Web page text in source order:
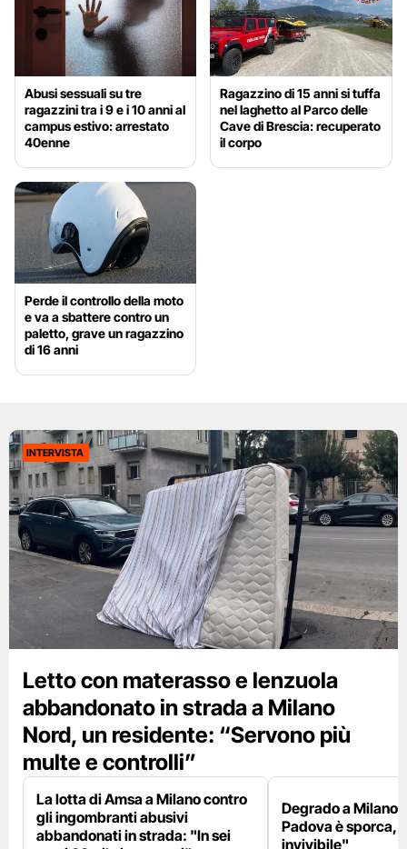
Abusi sessuali su tre
ragazzini tra i 9 e i 10 anni al
campus estivo: arrestato
40enne
Ragazzino di 15 anni si tuffa
nel laghetto al Parco delle
Cave di Brescia: recuperato
il corpo
Perde il controllo della moto
e va a sbattere contro un
paletto, grave un ragazzino
di 16 anni
INTERVISTA
Letto con materasso e lenzuola
abbandonato in strada a Milano
Nord, un residente: “Servono più
multe e controlli”
La lotta di Amsa a Milano contro
gli ingombranti abusivi
abbandonati in strada: "In sei
Degrado a Milano
Padova è sporca,
invivibile"